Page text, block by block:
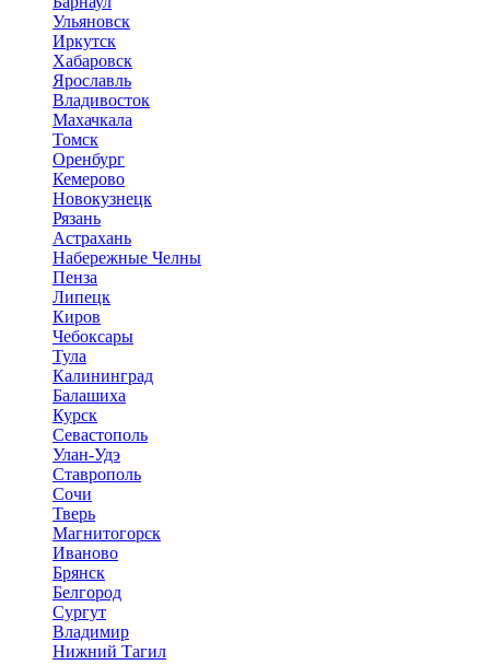
Ульяновск
Иркутск
Хабаровск
Ярославль
Владивосток
Махачкала
Томск
Оренбург
Кемерово
Новокузнецк
Рязань
Астрахань
Набережные Челны
Пенза
Липецк
Киров
Чебоксары
Тула
Калининград
Балашиха
Курск
Севастополь
Улан-Удэ
Ставрополь
Сочи
Тверь
Магнитогорск
Иваново
Брянск
Белгород
Сургут
Владимир
Нижний Тагил